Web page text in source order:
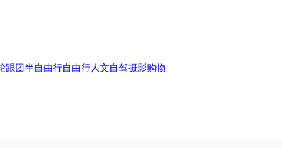
跟团半自由行自由行人文自驾摄影购物